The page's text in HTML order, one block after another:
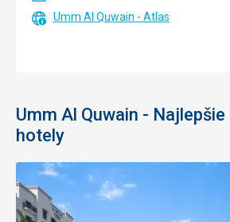
Umm Al Quwain - Atlas
Umm Al Quwain -
hotely